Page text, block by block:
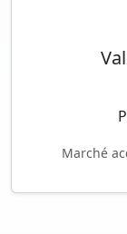
Marché